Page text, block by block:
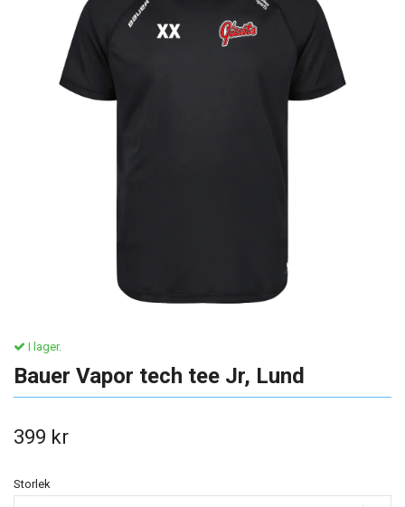
I lager.
Bauer Vapor tech tee Jr, Lund
399 kr
Storlek